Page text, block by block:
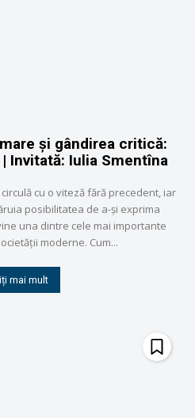
și gândirea critică:
Invitată: Iulia Smentîna
cu o viteză fără precedent, iar
posibilitatea de a-și exprima
una dintre cele mai importante
moderne. Cum...
mai mult